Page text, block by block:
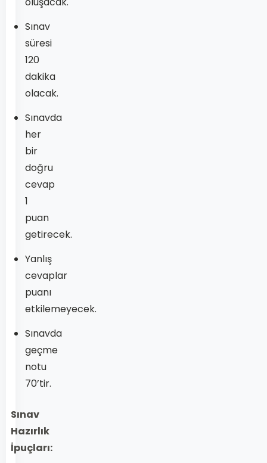
Sınav
süresi
120
dakika
olacak.
Sınavda
her
bir
doğru
cevap
1
puan
getirecek.
Yanlış
cevaplar
puanı
etkilemeyecek.
Sınavda
geçme
notu
70’tir.
Sınav
Hazırlık
İpuçları: